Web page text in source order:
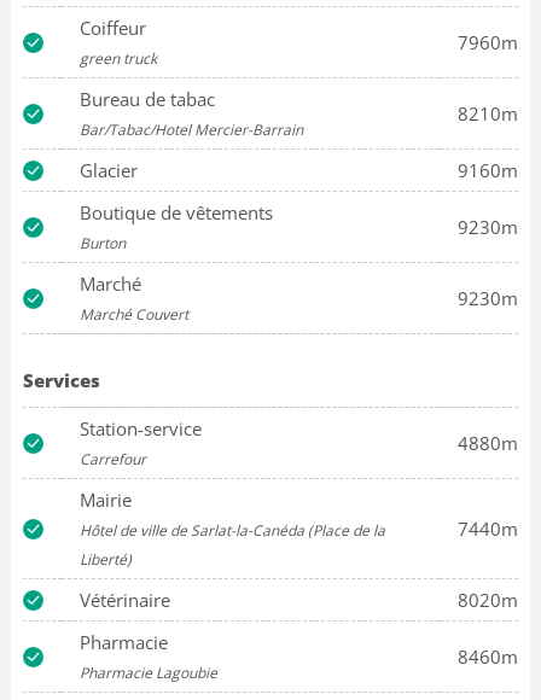
Coiffeur
green truck
7960m
Bureau de tabac
Bar/Tabac/Hotel Mercier-Barrain
8210m
Glacier
9160m
Boutique de vêtements
Burton
9230m
Marché
Marché Couvert
9230m
Services
Station-service
Carrefour
4880m
Mairie
Hôtel de ville de Sarlat-la-Canéda (Place de la
Liberté)
7440m
Vétérinaire
8020m
Pharmacie
Pharmacie Lagoubie
8460m